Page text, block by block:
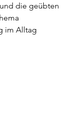
die geübten
im Alltag